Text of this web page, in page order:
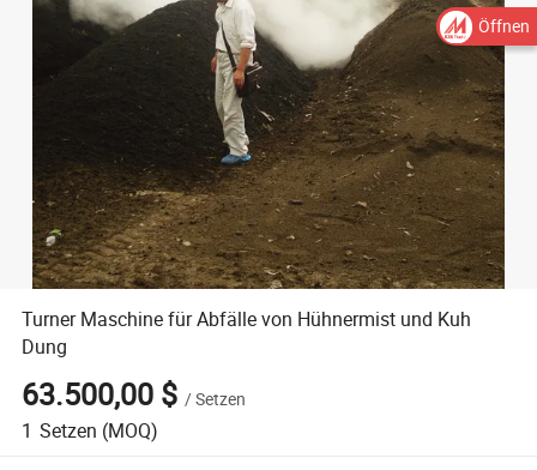
Turner Maschine für Abfälle von Hühnermist und Kuh
Dung
63.500,00 $ /Setzen
1 Setzen (MOQ)
Öffnen